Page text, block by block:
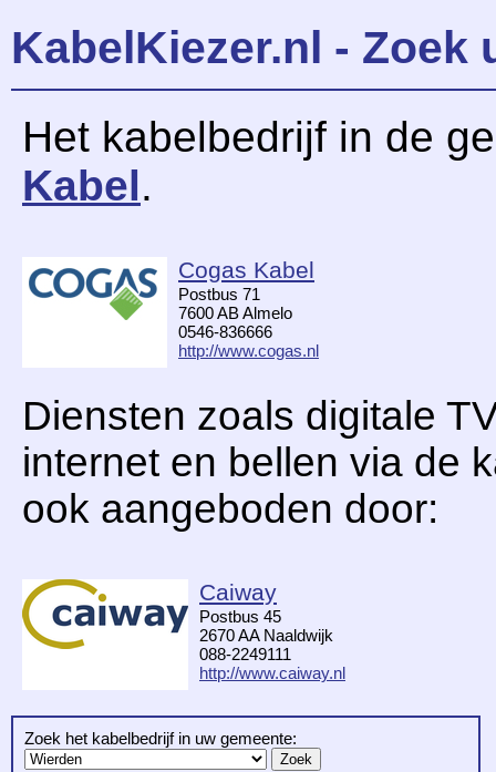
KabelKiezer.nl - Zoek
Het kabelbedrijf in de
Kabel.
Cogas Kabel
Postbus 71
7600 AB Almelo
0546-836666
http://www.cogas.nl
Diensten zoals digitale
internet en bellen via de
ook aangeboden door:
Caiway
Postbus 45
2670 AA Naaldwijk
088-2249111
http://www.caiway.nl
Zoek het kabelbedrijf in uw gemeente: